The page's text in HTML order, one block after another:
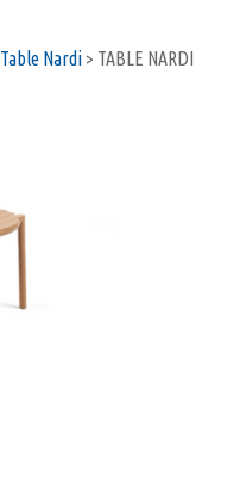
Table Nardi> TABLE NARDI